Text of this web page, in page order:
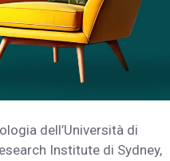
dell’Università di
Institute di Sydney,